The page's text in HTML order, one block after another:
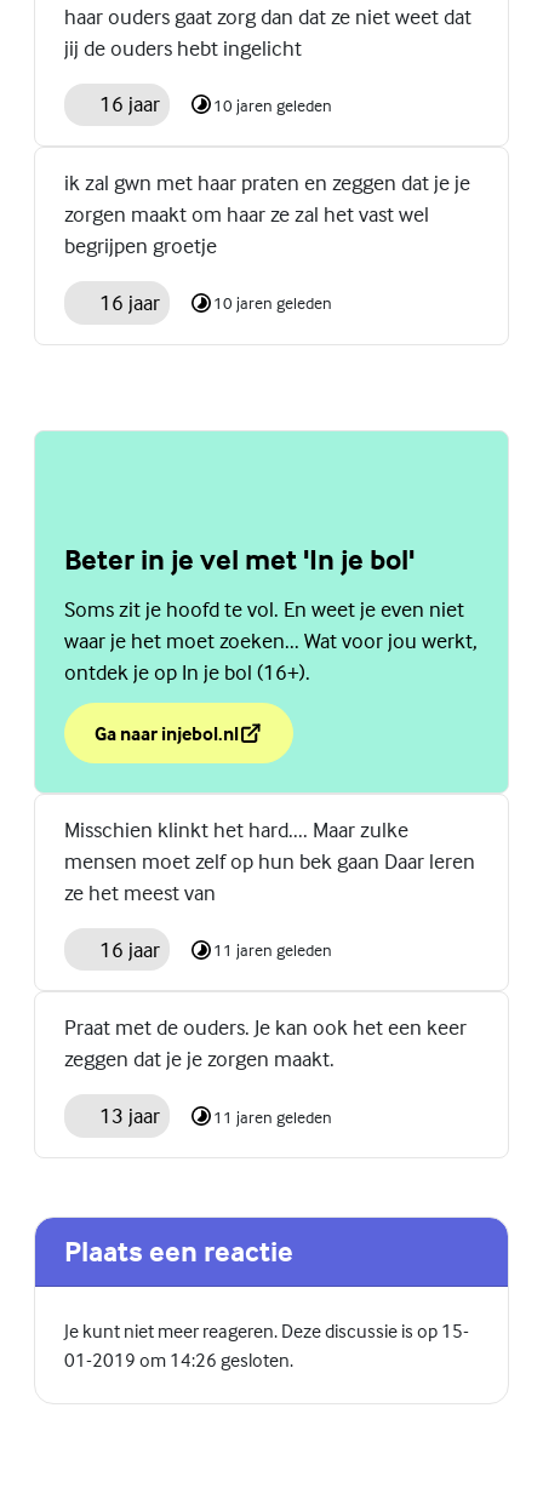
haar ouders gaat zorg dan dat ze niet weet dat
jij de ouders hebt ingelicht
16 jaar 10 jaren geleden
ik zal gwn met haar praten en zeggen dat je je
zorgen maakt om haar ze zal het vast wel
begrijpen groetje
16 jaar 10 jaren geleden
Beter in je vel met 'In je bol'
Soms zit je hoofd te vol. En weet je even niet
waar je het moet zoeken... Wat voor jou werkt,
ontdek je op In je bol (16+).
Ga naar injebol.nl
over Beter in je vel met 'In je bol'
(Externe link)
Misschien klinkt het hard.... Maar zulke
mensen moet zelf op hun bek gaan Daar leren
ze het meest van
16 jaar 11 jaren geleden
Praat met de ouders. Je kan ook het een keer
zeggen dat je je zorgen maakt.
13 jaar 11 jaren geleden
Plaats een reactie
Je kunt niet meer reageren. Deze discussie is op 15-
01-2019 om 14:26 gesloten.